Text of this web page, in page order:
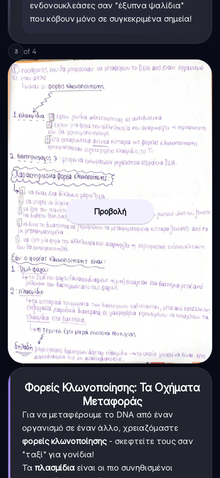
ενδονουκλεάσες σαν "έξυπνα ψαλίδια"
που κόβουν μόνο σε συγκεκριμένα σημεία!
3 of 4
Προβολή
Φορείς Κλωνοποίησης: Τα Οχήματα
Μεταφοράς
Για να μεταφέρουμε το DNA από έναν
οργανισμό σε έναν άλλο, χρειαζόμαστε
φορείς κλωνοποίησης- σκεφτείτε τους σαν
"ταξί" για γονίδια!
Τα πλασμίδια είναι οι πιο συνηθισμένοι